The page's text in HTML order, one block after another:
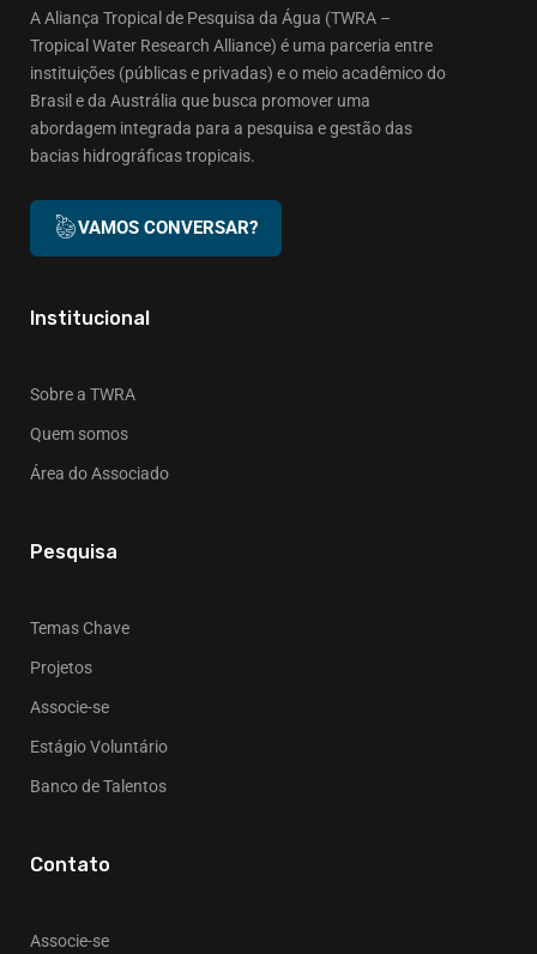
A Aliança Tropical de Pesquisa da Água (TWRA –
Tropical Water Research Alliance) é uma parceria entre
instituições (públicas e privadas) e o meio acadêmico do
Brasil e da Austrália que busca promover uma
abordagem integrada para a pesquisa e gestão das
bacias hidrográficas tropicais.
VAMOS CONVERSAR?
Institucional
Sobre a TWRA
Quem somos
Área do Associado
Pesquisa
Temas Chave
Projetos
Associe-se
Estágio Voluntário
Banco de Talentos
Contato
Associe-se